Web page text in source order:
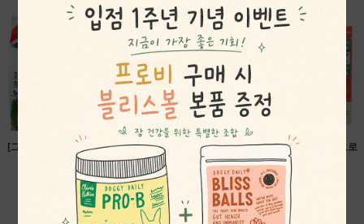
[그랜마 루시] 마카
[게더] 앤드레스 밸
리 비건 레시피 (유
통기한 할인)
58,400원
[브이-플래닛] 비건
독 푸드 미니바이트
2.04kg
39,900원
[페티펫] 비건 요로